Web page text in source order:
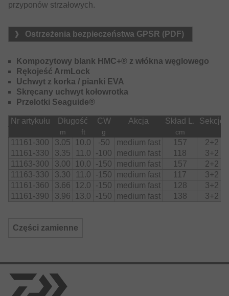
przyponów strzałowych.
Ostrzeżenia bezpieczeństwa GPSR (PDF)
Kompozytowy blank HMC+® z włókna węglowego
Rękojeść ArmLock
Uchwyt z korka / pianki EVA
Skręcany uchwyt kołowrotka
Przelotki Seaguide®
Nr artykułu Długość CW Akcja Skład L. Sekcje
m ft g cm
11161-300 3.05 10.0 -50 medium fast 157
2+2
11161-330
3.35 11.0 -100 medium fast 118
3+2
11163-300
3.00 10.0 -150 medium fast 157
2+2
11163-330
3.30 11.0 -150 medium fast 117
3+2
11161-360
3.66 12.0 -150 medium fast 128
3+2
11161-390
3.96 13.0 -150 medium fast 138 3+2
Części zamienne